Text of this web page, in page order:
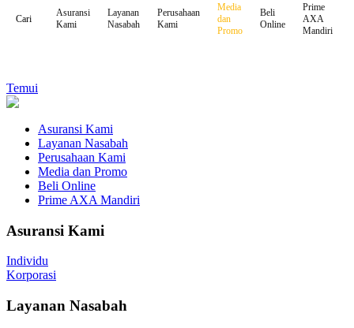
Cari
Asuransi
Kami
Layanan
Nasabah
Perusahaan
Kami
Media
dan
Promo
Beli
Online
Prime
AXA
Mandiri
Temui
Asuransi Kami
Layanan Nasabah
Perusahaan Kami
Media dan Promo
Beli Online
Prime AXA Mandiri
Asuransi Kami
Individu
Korporasi
Layanan Nasabah